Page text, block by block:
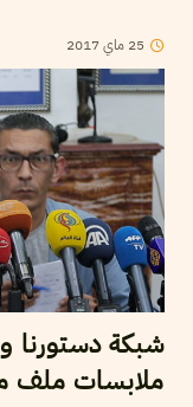
25 ماي2017
شبكة
ملابسات ملف